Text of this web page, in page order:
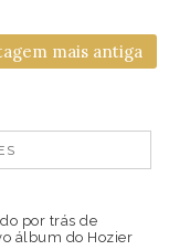
mais antiga
por trás de
álbum do Hozier